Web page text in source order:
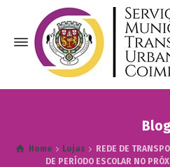
Blog
Home Lojas
REDE DE
DE PERÍODO ESCOLAR NO